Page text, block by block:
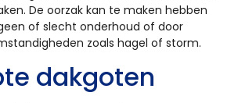
De oorzak kan te maken hebben
of slecht onderhoud of door
zoals hagel of storm.
dakgoten